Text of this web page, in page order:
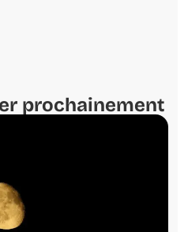
prochainement